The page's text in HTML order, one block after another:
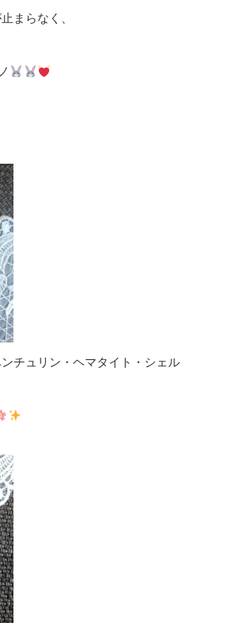
まらなく、
チュリン・ヘマタイト・シェル